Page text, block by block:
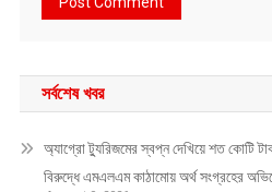
সর্বশেষ খবর
অ্যাগ্রো ট্যুরিজমের স্বপ্ন দেখিয়ে শত কোটি
বিরুদ্ধে এমএলএম কাঠামোয় অর্থ সংগ্রহের